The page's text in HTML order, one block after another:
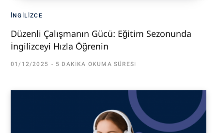
İNGILIZCE
Düzenli Çalışmanın Gücü: Eğitim Sezonunda
İngilizceyi Hızla Öğrenin
01/12/2025 5 DAKIKA OKUMA SÜRESI